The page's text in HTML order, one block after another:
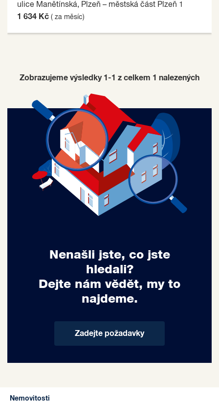
ulice Manětínská, Plzeň – městská část Plzeň 1
1 634 Kč ( za měsíc)
Zobrazujeme výsledky 1-1 z celkem 1 nalezených
Nenašli jste, co jste
hledali?
Dejte nám vědět, my to
najdeme.
Zadejte požadavky
Nemovitosti